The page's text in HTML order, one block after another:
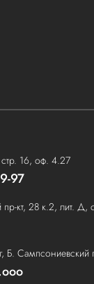
16, оф. 4.27
97
кт, 28 к.2, лит. Д,
Сампсониевский